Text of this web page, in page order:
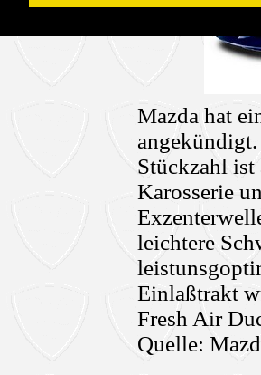
Mazda hat
Stückzahl ist
Karosserie
leichtere
Einlaßtrakt
Fresh Air
Quelle: